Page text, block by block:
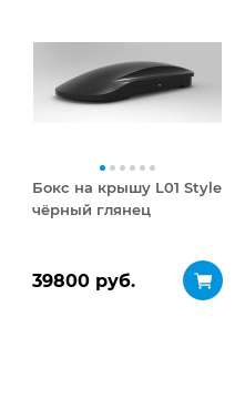
Бокс на крышу L01 Style
чёрный глянец
39800 руб.